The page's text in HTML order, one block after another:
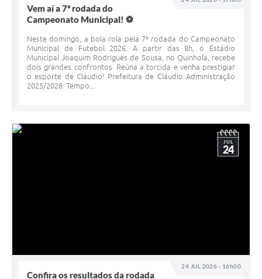
Vem aí a 7ª rodada do
Campeonato Municipal! ⚽
Neste domingo, a bola rola pela 7ª rodada do Campeonato
Municipal de Futebol 2026. A partir das 8h, o Estádio
Municipal Joaquim Rodrigues de Sousa, no Quinhola, recebe
dois grandes confrontos. Reúna a torcida e venha prestigiar
o esporte de Cláudio! Prefeitura de Cláudio Administração
2025/2028: Tempo...
24 JUL 2026 - 16h00
JUL
24
Confira os resultados da rodada